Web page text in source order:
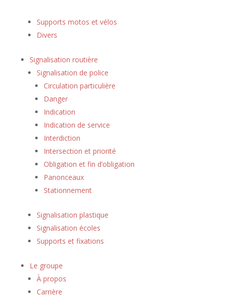
Supports motos et vélos
Divers
Signalisation routière
Signalisation de police
Circulation particulière
Danger
Indication
Indication de service
Interdiction
Intersection et priorité
Obligation et fin d’obligation
Panonceaux
Stationnement
Signalisation plastique
Signalisation écoles
Supports et fixations
Le groupe
À propos
Carrière